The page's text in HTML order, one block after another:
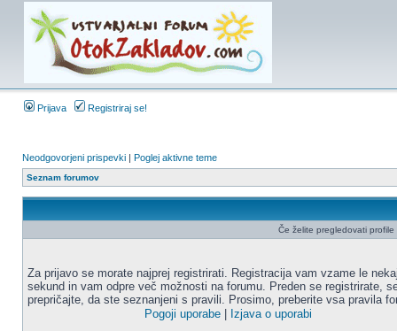
Prijava Registriraj se!
Neodgovorjeni prispevki | Poglej aktivne teme
Seznam forumov
Če želite pregledovati
Za prijavo se morate najprej registrirati. Registracija vam vzame le
sekund in vam odpre več možnosti na forumu. Preden se registrirate,
prepričajte, da ste seznanjeni s pravili. Prosimo, preberite vsa pravila
Pogoji uporabe
Izjava o uporabi